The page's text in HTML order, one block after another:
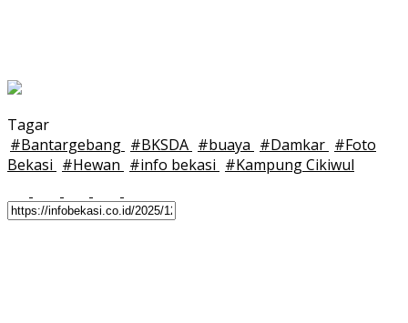
Tagar
#Bantargebang #BKSDA #buaya #Damkar #Foto
Bekasi #Hewan #info bekasi #Kampung Cikiwul